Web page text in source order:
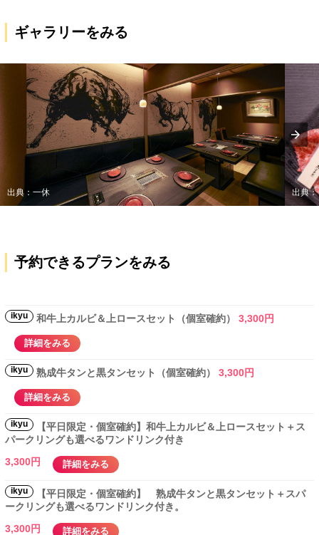
ギャラリーをみる
出典：一休 出典
予約できるプランをみる
ikyu 和牛上カルビ＆上ロースセット（個室確約） 3,300円
詳細をみる
ikyu 熟成牛タンと黒タンセット（個室確約） 3,300円
詳細をみる
ikyu
【平日限定・個室確約】和牛上カルビ＆上ロースセット＋ス
パークリングも選べるワンドリンク付き
3,300円
詳細をみる
ikyu
【平日限定・個室確約】 熟成牛タンと黒タンセット＋スパ
ークリングも選べるワンドリンク付き。
3,300円
詳細をみる